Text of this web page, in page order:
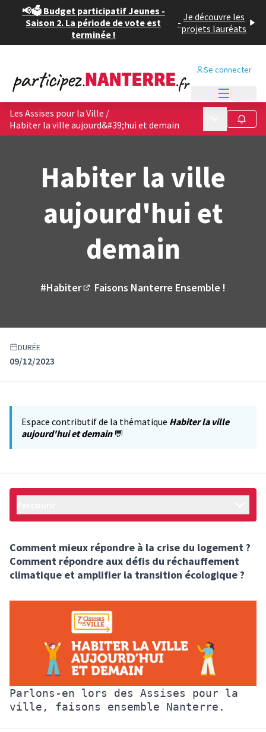
📢🗳️ Budget participatif Jeunes -
Saison 2. La période de vote est
terminée !
- Je découvre les
projets lauréats
Se connecter
Les Assises pour la Ville /
Habiter la ville aujourd&#39;hui et demain
Menu Suivre
Habiter la ville
aujourd'hui et
demain
#Habiter Faisons Nanterre Ensemble !
DURÉE
09/12/2023
Espace contributif de la thématique Habiter la ville
aujourd'hui et demain 💬
Comment mieux répondre à la crise du logement ?
Comment répondre aux défis du réchauffement
climatique et amplifier la transition écologique ?
Parlons-en lors des Assises pour la
ville, faisons ensemble Nanterre.